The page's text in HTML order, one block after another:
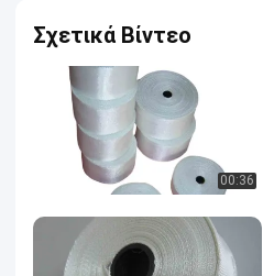
Σχετικά Βίντεο
00:36